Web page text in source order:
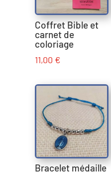
Coffret Bible et
carnet de
coloriage
11,00 €
Bracelet médaille